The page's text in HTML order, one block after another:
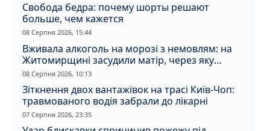
Свобода бедра: почему шорты решают
больше, чем кажется
08 Серпня 2026, 15:44
Вживала алкоголь на морозі з немовлям: на
Житомирщині засудили матір, через яку
дитина отримала обмороження
08 Серпня 2026, 10:13
Зіткнення двох вантажівок на трасі Київ-Чоп:
травмованого водія забрали до лікарні
07 Серпня 2026, 23:35